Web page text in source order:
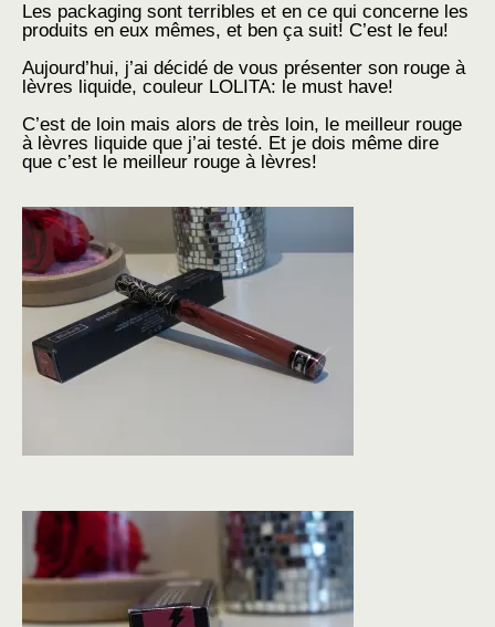
Les packaging sont terribles et en ce qui concerne les
produits en eux mêmes, et ben ça suit! C’est le feu!
Aujourd’hui, j’ai décidé de vous présenter son rouge à
lèvres liquide, couleur LOLITA: le must have!
C’est de loin mais alors de très loin, le meilleur rouge
à lèvres liquide que j’ai testé. Et je dois même dire
que c’est le meilleur rouge à lèvres!